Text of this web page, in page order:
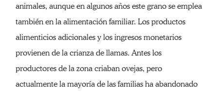
animales, aunque en algunos años este grano se emplea
también en la alimentación familiar. Los productos
alimenticios adicionales y los ingresos monetarios
provienen de la crianza de llamas. Antes los
productores de la zona criaban ovejas, pero
actualmente la mayoría de las familias ha abandonado